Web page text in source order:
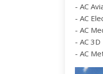
- AC
- AC
- AC
- AC
- AC